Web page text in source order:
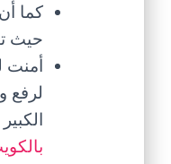
كما
حيث
أمنت
لرفع